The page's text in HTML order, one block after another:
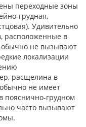
переходные зоны
грудная,
Удивительно
расположенные в
обычно не вызывают
локализации
расщелина в
обычно не имеет
пояснично-грудном
часто вызывают